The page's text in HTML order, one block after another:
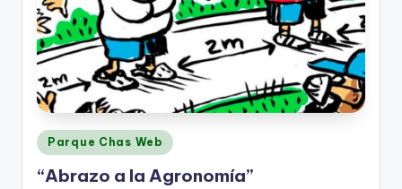
Posted
in
Parque Chas Web
“Abrazo a la Agronomía”